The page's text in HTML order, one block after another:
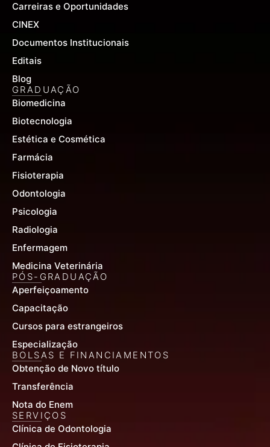
Carreiras e Oportunidades
CINEX
Documentos Institucionais
Editais
Blog
GRADUAÇÃO
Biomedicina
Biotecnologia
Estética e Cosmética
Farmácia
Fisioterapia
Odontologia
Psicologia
Radiologia
Enfermagem
Medicina Veterinária
PÓS-GRADUAÇÃO
Aperfeiçoamento
Capacitação
Cursos para estrangeiros
Especialização
BOLSAS E FINANCIAMENTOS
Obtenção de Novo título
Transferência
Nota do Enem
SERVIÇOS
Clínica de Odontologia